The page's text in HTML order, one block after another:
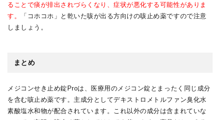
ることで痰が排出されづらくなり、症状が悪化する可能性がありま
す。
「コホコホ」と乾いた咳が出る方向けの咳止め薬ですので注意
しましょう。
まとめ
メジコンせき止め錠Proは、医療用のメジコン錠とまったく同じ成分
を含む咳止め薬です。主成分としてデキストロメトルファン臭化水
素酸塩水和物が配合されています。これ以外の成分は含まれていな